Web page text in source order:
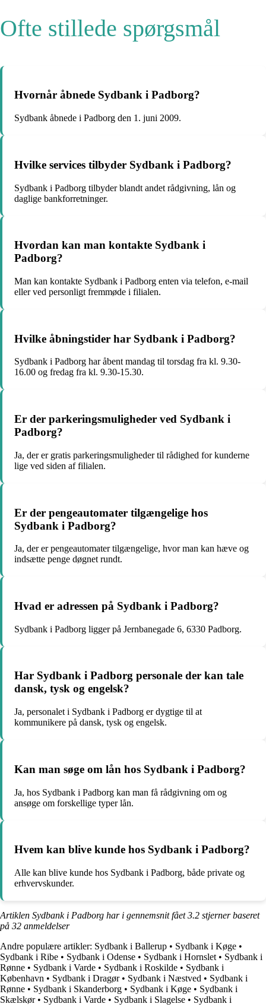
Ofte stillede spørgsmål
Hvornår åbnede Sydbank i Padborg?
Sydbank åbnede i Padborg den 1. juni 2009.
Hvilke services tilbyder Sydbank i Padborg?
Sydbank i Padborg tilbyder blandt andet rådgivning, lån og
daglige bankforretninger.
Hvordan kan man kontakte Sydbank i
Padborg?
Man kan kontakte Sydbank i Padborg enten via telefon, e-mail
eller ved personligt fremmøde i filialen.
Hvilke åbningstider har Sydbank i Padborg?
Sydbank i Padborg har åbent mandag til torsdag fra kl. 9.30-
16.00 og fredag fra kl. 9.30-15.30.
Er der parkeringsmuligheder ved Sydbank i
Padborg?
Ja, der er gratis parkeringsmuligheder til rådighed for kunderne
lige ved siden af filialen.
Er der pengeautomater tilgængelige hos
Sydbank i Padborg?
Ja, der er pengeautomater tilgængelige, hvor man kan hæve og
indsætte penge døgnet rundt.
Hvad er adressen på Sydbank i Padborg?
Sydbank i Padborg ligger på Jernbanegade 6, 6330 Padborg.
Har Sydbank i Padborg personale der kan tale
dansk, tysk og engelsk?
Ja, personalet i Sydbank i Padborg er dygtige til at
kommunikere på dansk, tysk og engelsk.
Kan man søge om lån hos Sydbank i Padborg?
Ja, hos Sydbank i Padborg kan man få rådgivning om og
ansøge om forskellige typer lån.
Hvem kan blive kunde hos Sydbank i Padborg?
Alle kan blive kunde hos Sydbank i Padborg, både private og
erhvervskunder.
Artiklen Sydbank i Padborg har i gennemsnit fået3.2 stjerner baseret
på 32 anmeldelser
Andre populære artikler: Sydbank i Ballerup • Sydbank i Køge •
Sydbank i Ribe • Sydbank i Odense • Sydbank i Hornslet • Sydbank i
Rønne • Sydbank i Varde • Sydbank i Roskilde • Sydbank i
København • Sydbank i Dragør• Sydbank i Næstved • Sydbank i
Rønne • Sydbank i Skanderborg • Sydbank i Køge • Sydbank i
Skælskør• Sydbank i Varde • Sydbank i Slagelse • Sydbank i